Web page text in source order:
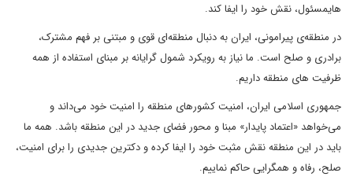
هایمسئول، نقش خود را ایفا کند.
در منطقه‌ی پیرامونی، ایران به دنبال منطقه‌ای قوی و مبتنی بر فهم مشترک،
برادری و صلح است. ما نیاز به رویکرد شمول گرایانه بر مبنای استفاده از همه
ظرفیت های منطقه داریم.
جمهوری اسلامی ایران، امنیت کشورهای منطقه را امنیت خود می‌داند و
می‌خواهد «اعتماد پایدار» مبنا و محور فضای جدید در این منطقه باشد. همه ما
باید در این منطقه نقش مثبت خود را ایفا کرده و دکترین جدیدی را برای امنیت،
صلح، رفاه و همگرایی حاکم نماییم.‌